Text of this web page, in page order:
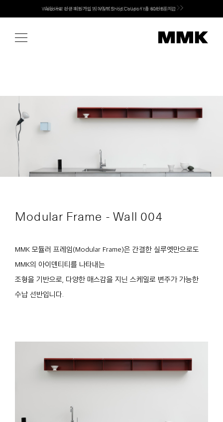
content
Welcome! 신규 회원가입 시 MMK Shop Coupon (총 60만원) 지급
Modular Frame - Wall 004
MMK 모듈러 프레임(Modular Frame)은 간결한 실루엣만으로도
MMK의 아이덴티티를 나타내는
조형을 기반으로, 다양한 매스감을 지닌 스케일로 변주가 가능한
수납 선반입니다.